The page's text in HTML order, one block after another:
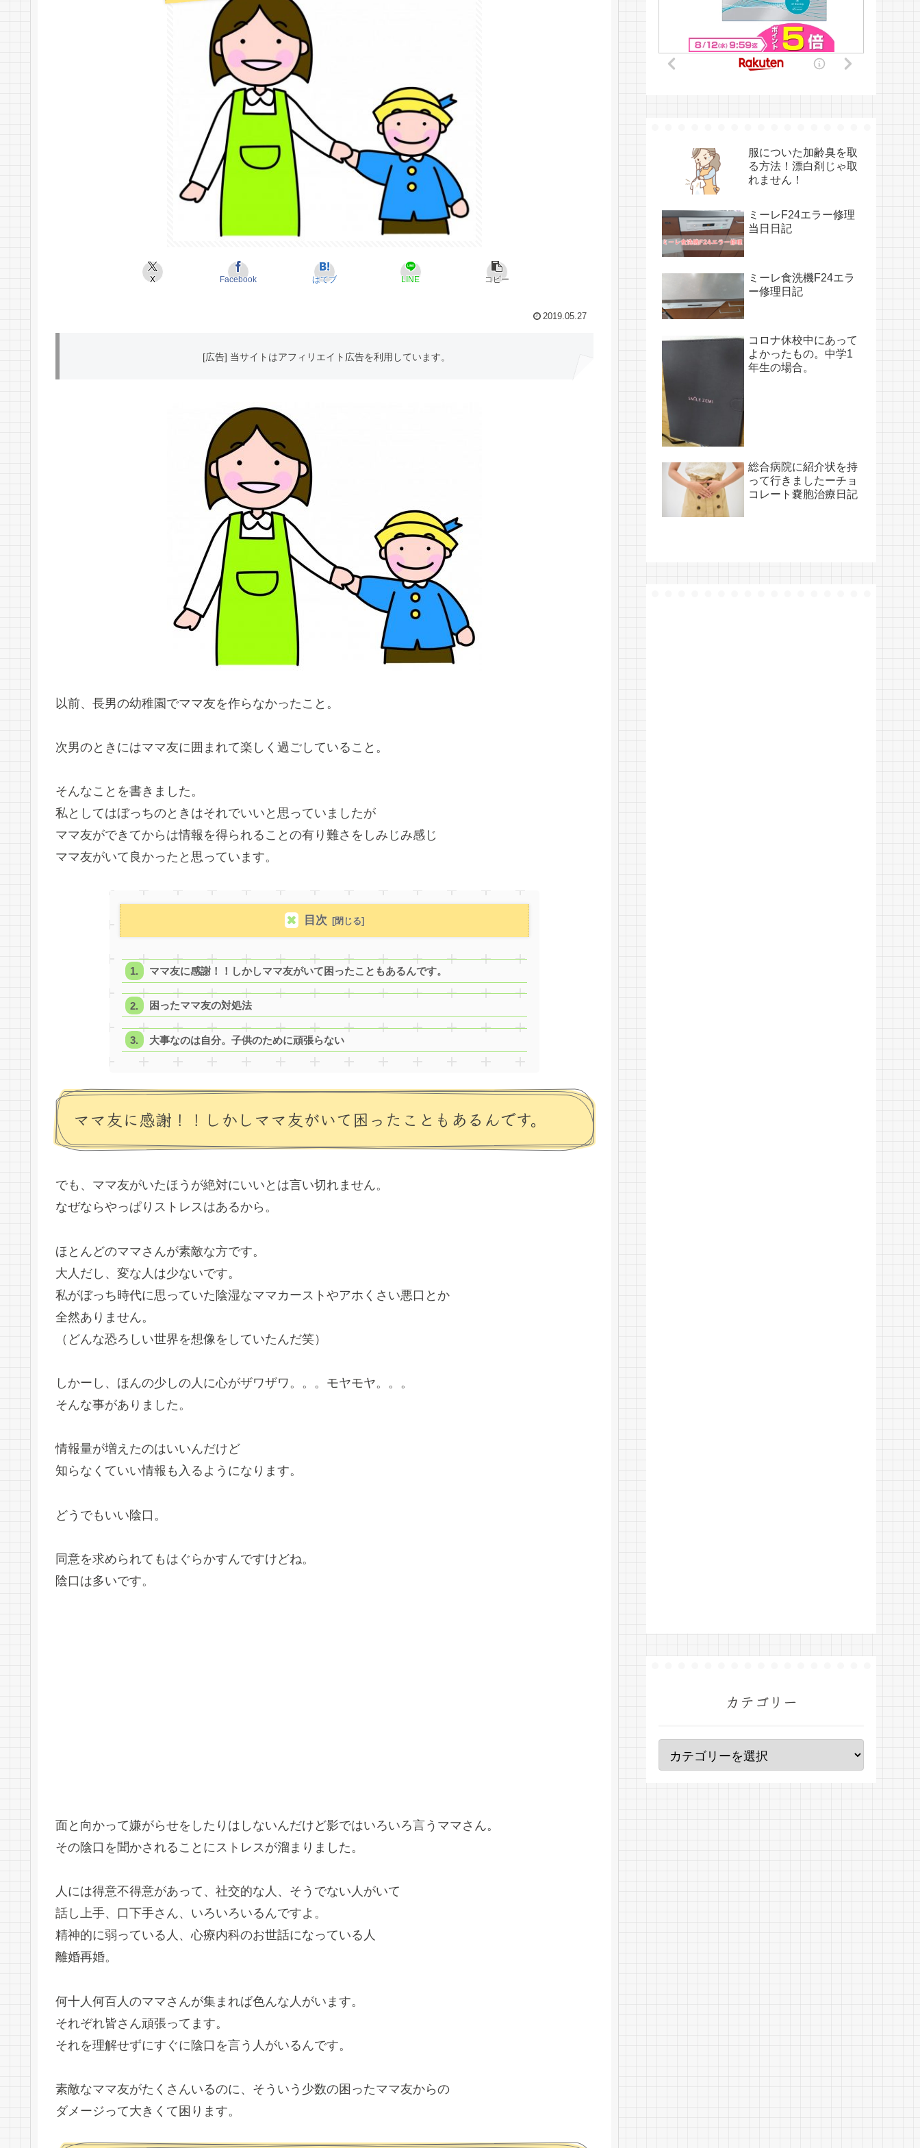
X Facebook はてブ LINE コピー
2019.05.27
[広告] 当サイトはアフィリエイト広告を利用しています。
以前、長男の幼稚園でママ友を作らなかったこと。
次男のときにはママ友に囲まれて楽しく過ごしていること。
そんなことを書きました。
私としてはぼっちのときはそれでいいと思っていましたが
ママ友ができてからは情報を得られることの有り難さをしみじみ感じ
ママ友がいて良かったと思っています。
目次
ママ友に感謝！！しかしママ友がいて困ったこともあるんです。
困ったママ友の対処法
大事なのは自分。子供のために頑張らない
ママ友に感謝！！しかしママ友がいて困ったこともあるんです。
でも、ママ友がいたほうが絶対にいいとは言い切れません。
なぜならやっぱりストレスはあるから。
ほとんどのママさんが素敵な方です。
大人だし、変な人は少ないです。
私がぼっち時代に思っていた陰湿なママカーストやアホくさい悪口とか
全然ありません。
（どんな恐ろしい世界を想像をしていたんだ笑）
しかーし、ほんの少しの人に心がザワザワ。。。モヤモヤ。。。
そんな事がありました。
情報量が増えたのはいいんだけど
知らなくていい情報も入るようになります。
どうでもいい陰口。
同意を求められてもはぐらかすんですけどね。
陰口は多いです。
面と向かって嫌がらせをしたりはしないんだけど影ではいろいろ言うママさん。
その陰口を聞かされることにストレスが溜まりました。
人には得意不得意があって、社交的な人、そうでない人がいて
話し上手、口下手さん、いろいろいるんですよ。
精神的に弱っている人、心療内科のお世話になっている人
離婚再婚。
何十人何百人のママさんが集まれば色んな人がいます。
それぞれ皆さん頑張ってます。
それを理解せずにすぐに陰口を言う人がいるんです。
素敵なママ友がたくさんいるのに、そういう少数の困ったママ友からの
ダメージって大きくて困ります。
服についた加齢臭を取
る方法！漂白剤じゃ取
れません！
ミーレF24エラー修理
当日日記
ミーレ食洗機F24エラ
ー修理日記
コロナ休校中にあって
よかったもの。中学1
年生の場合。
総合病院に紹介状を持
って行きましたーチョ
コレート嚢胞治療日記
カテゴリー